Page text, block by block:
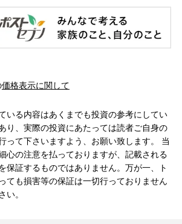
価格表示に関して
いる内容はあくまでも投資の参考にしてい
り、実際の投資にあたっては読者ご自身の
って下さいますよう、お願い致します。 当
心の注意を払っておりますが、記載される
保証するものではありません。万が一、ト
ても損害等の保証は一切行っておりません
い。